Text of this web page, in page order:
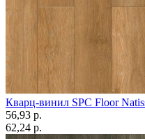
Кварц-винил SPC Floor
56,93 p.
62,24 p.